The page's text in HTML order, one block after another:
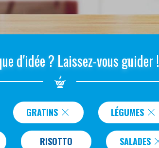
d'idée ? Laissez-vous guider !
GRATINS LÉGUMES
RISOTTO SALADES